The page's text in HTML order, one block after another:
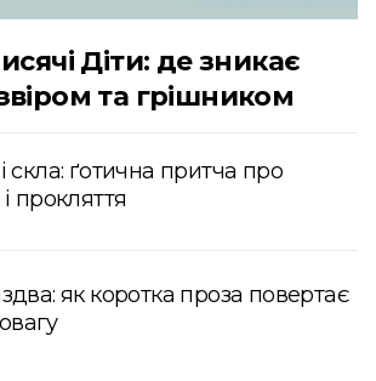
Діти: де зникає
та грішником
скла: ґотична притча про
прокляття
як коротка проза повертає